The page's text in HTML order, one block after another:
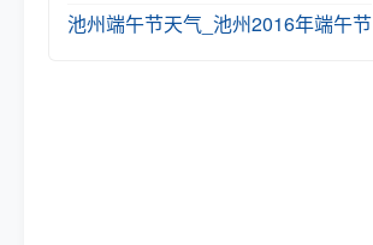
池州端午节天气_池州2016年端午节